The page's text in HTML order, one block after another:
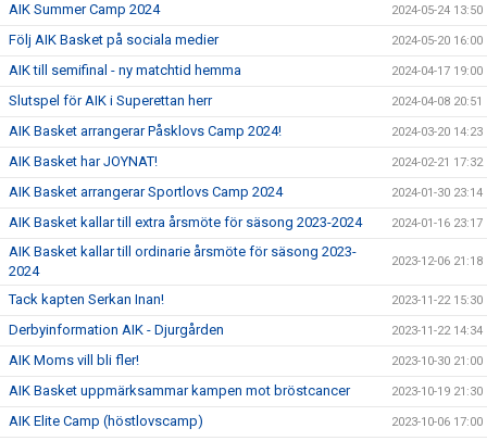
AIK Summer Camp 2024 2024-05-24 13:50
Följ AIK Basket på sociala medier 2024-05-20 16:00
AIK till semifinal - ny matchtid hemma 2024-04-17 19:00
Slutspel för AIK i Superettan herr 2024-04-08 20:51
AIK Basket arrangerar Påsklovs Camp 2024! 2024-03-20 14:23
AIK Basket har JOYNAT! 2024-02-21 17:32
AIK Basket arrangerar Sportlovs Camp 2024 2024-01-30 23:14
AIK Basket kallar till extra årsmöte för säsong 2023-2024 2024-01-16 23:17
AIK Basket kallar till ordinarie årsmöte för säsong 2023-
2024
2023-12-06 21:18
Tack kapten Serkan Inan! 2023-11-22 15:30
Derbyinformation AIK - Djurgården 2023-11-22 14:34
AIK Moms vill bli fler! 2023-10-30 21:00
AIK Basket uppmärksammar kampen mot bröstcancer 2023-10-19 21:30
AIK Elite Camp (höstlovscamp) 2023-10-06 17:00